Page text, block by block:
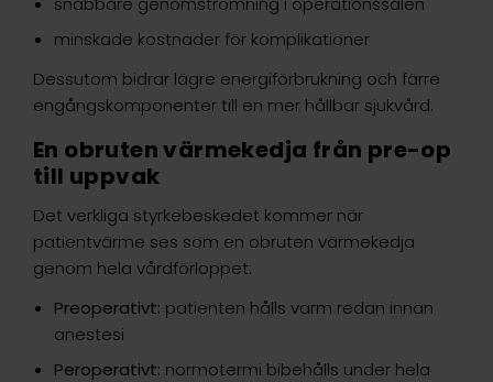
minskade kostnader för komplikationer
Dessutom bidrar lägre energiförbrukning och färre
engångskomponenter till en mer hållbar sjukvård.
En obruten värmekedja från pre-op
till uppvak
Det verkliga styrkebeskedet kommer när
patientvärme ses som en obruten värmekedja
genom hela vårdförloppet:
Preoperativt: patienten hålls varm redan innan
anestesi
Peroperativt: normotermi bibehålls under hela